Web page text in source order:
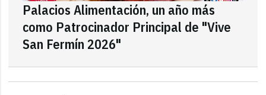
Palacios Alimentación, un año más
como Patrocinador Principal de "Vive
San Fermín 2026"